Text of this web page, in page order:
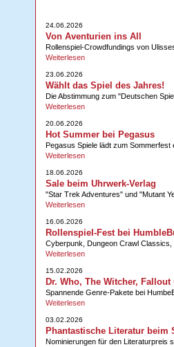
24.06.2026
Von Aventurien ins All
Rollenspiel-Crowdfundings von
Weiterlesen
23.06.2026
Wählt das Spiel des Jahres!
Die Abstimmung zum "Deutschen
Weiterlesen
20.06.2026
Hot Summer bei Pegasus
Pegasus Spiele lädt zum Sommerfest
Weiterlesen
18.06.2026
Sale beim Uhrwerk-Verlag
"Star Trek Adventures" und "Mutant
Weiterlesen
16.06.2026
Rollenspiel-Fest bei
Cyberpunk, Dungeon Crawl Classics,
Weiterlesen
15.02.2026
Dr. Who, The Witcher,
Spannende Genre-Pakete bei
Weiterlesen
03.02.2026
Phantastische Literatur beim
Nominierungen für den Literaturpreis